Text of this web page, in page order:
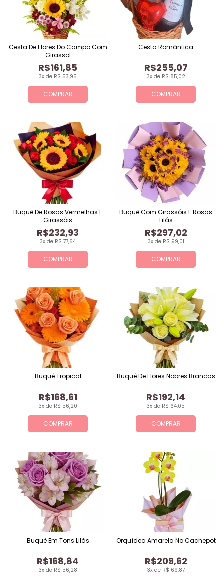
COMPRAR
3x de R$ 53,95
R$161,85
Cesta De Flores Do Campo Com
Girassol
COMPRAR
3x de R$ 85,02
R$255,07
Cesta Romântica
COMPRAR
3x de R$ 77,64
R$232,93
Buquê De Rosas Vermelhas E
Girassóis
COMPRAR
3x de R$ 99,01
R$297,02
Buquê Com Girassóis E Rosas
Lilás
COMPRAR
3x de R$ 56,20
R$168,61
Buquê Tropical
COMPRAR
3x de R$ 64,05
R$192,14
Buquê De Flores Nobres Brancas
3x de R$ 56,28
R$168,84
Buquê Em Tons Lilás
3x de R$ 69,87
R$209,62
Orquídea Amarela No Cachepot